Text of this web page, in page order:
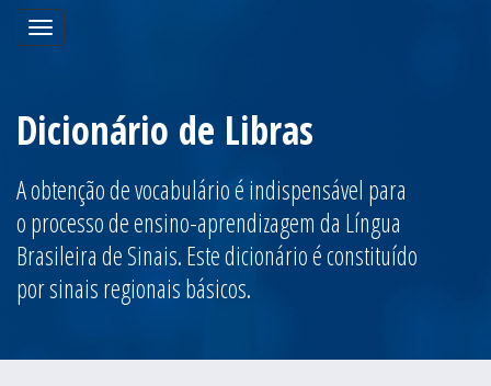
Toggle
navigation
Dicionário de Libras
A obtenção de vocabulário é indispensável para
o processo de ensino-aprendizagem da Língua
Brasileira de Sinais. Este dicionário é constituído
por sinais regionais básicos.